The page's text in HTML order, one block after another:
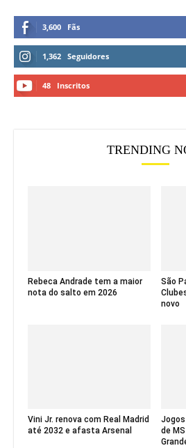
3,600 Fãs
1,362 Seguidores
48 Inscritos
TRENDING
Rebeca Andrade tem a maior
nota do salto em 2026
São
novo
Vini Jr. renova com Real Madrid
até 2032 e afasta Arsenal
de